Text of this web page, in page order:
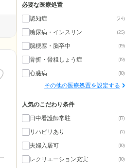
必要な医療処置
認知症
(24)
糖尿病・インスリン (25)
脳梗塞・脳卒中 (19)
骨折・骨粗しょう症 (19)
心臓病 (18)
その他の医療処置を設定する
人気のこだわり条件
日中看護師常駐
(17)
リハビリあり (7)
夫婦入居可 (10)
レクリエーション充実 (10)